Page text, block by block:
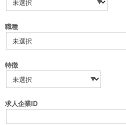
職種
特徴
求人企業ID